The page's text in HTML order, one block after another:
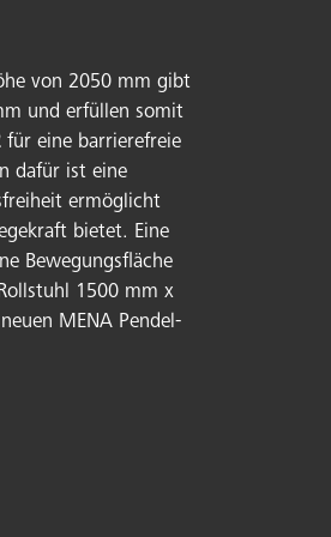
von 2050 mm gibt
und erfüllen somit
für eine barrierefreie
dafür ist eine
ermöglicht
bietet. Eine
Bewegungsfläche
1500 mm x
MENA Pendel-